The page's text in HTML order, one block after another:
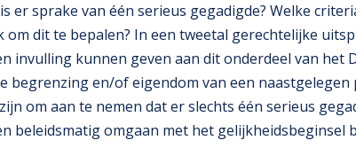
er sprake van één serieus gegadigde? Welke
om dit te bepalen? In een tweetal gerechtelijke
invulling kunnen geven aan dit onderdeel van het
begrenzing en/of eigendom van een naastgelegen
om aan te nemen dat er slechts één serieus
beleidsmatig omgaan met het gelijkheidsbeginsel